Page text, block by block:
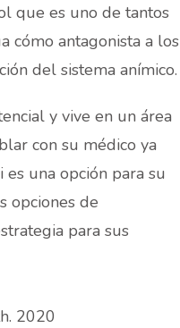
que es uno de tantos
cómo antagonista a los
del sistema anímico.
y vive en un área
con su médico ya
una opción para su
opciones de
para sus
2020